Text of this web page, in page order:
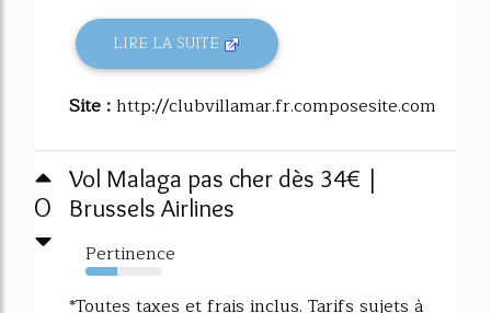
LIRE LA SUITE
Site :http://clubvillamar.fr.composesite.com
0
Vol Malaga pas cher dès 34€ |
Brussels Airlines
Pertinence
42%
*Toutes taxes et frais inclus. Tarifs sujets à